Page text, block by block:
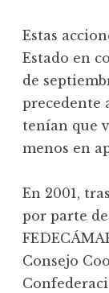
Estas
Estado en
de
precedente
tenían que
menos en
En 2001,
por parte
Consejo